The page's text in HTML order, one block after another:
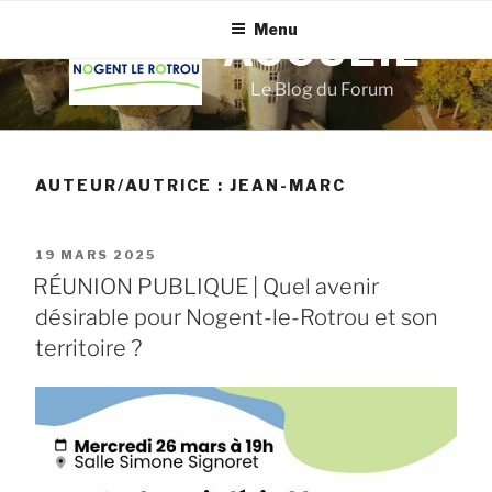
contenu
principal
ACCUEIL
Le Blog du Forum
Menu
AUTEUR/AUTRICE :JEAN-MARC
PUBLIÉ
LE
19 MARS 2025
RÉUNION PUBLIQUE | Quel avenir
désirable pour Nogent-le-Rotrou et son
territoire ?